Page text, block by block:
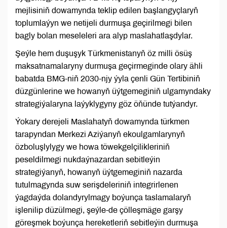
mejlisiniň dowamynda teklip edilen başlangyçlaryň
toplumlaýyn we netijeli durmuşa geçirilmegi bilen
bagly bolan meseleleri ara alyp maslahatlaşdylar.
Şeýle hem duşuşyk Türkmenistanyň öz milli ösüş
maksatnamalaryny durmuşa geçirmeginde olary ähli
babatda BMG-niň 2030-njy ýyla çenli Gün Tertibiniň
düzgünlerine we howanyň üýtgemeginiň ulgamyndaky
strategiýalaryna laýyklygyny göz öňünde tutýandyr.
Ýokary derejeli Maslahatyň dowamynda türkmen
tarapyndan Merkezi Aziýanyň ekoulgamlarynyň
özboluşlylygy we howa töwekgelçilikleriniň
peseldilmegi nukdaýnazardan sebitleýin
strategiýanyň, howanyň üýtgemeginiň nazarda
tutulmagynda suw serişdeleriniň integrirlenen
ýagdaýda dolandyrylmagy boýunça taslamalaryň
işlenilip düzülmegi, şeýle-de çölleşmäge garşy
göreşmek boýunça hereketleriň sebitleýin durmuşa